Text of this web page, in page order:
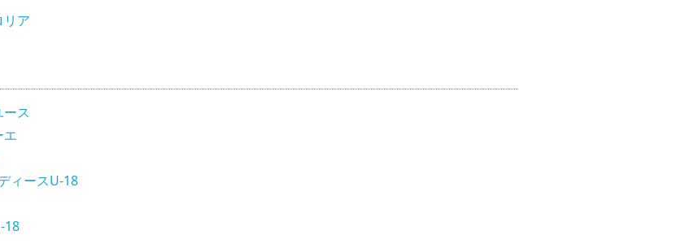
リア
ス
エ
ィースU-18
18